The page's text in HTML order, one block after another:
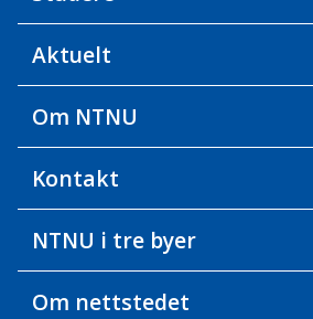
Aktuelt
Om NTNU
Kontakt
NTNU i tre byer
Om nettstedet